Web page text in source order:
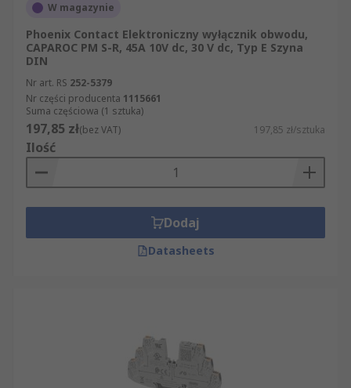
W magazynie
Phoenix Contact Elektroniczny wyłącznik obwodu,
CAPAROC PM S-R, 45A 10V dc, 30 V dc, Typ E Szyna
DIN
Nr art. RS 252-5379
Nr części producenta 1115661
Suma częściowa (1 sztuka)
197,85 zł(bez VAT) 197,85 zł/sztuka
Ilość
Dodaj
Datasheets